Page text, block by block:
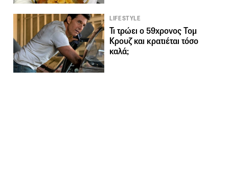
LIFESTYLE
Τι τρώει ο 59χρονος Τομ
Κρουζ και κρατιέται τόσο
καλά;